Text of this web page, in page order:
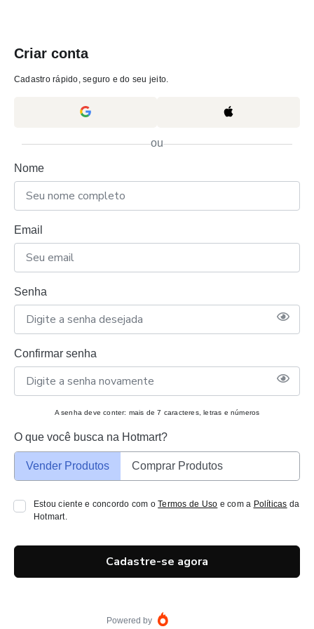
Criar conta
Cadastro rápido, seguro e do seu jeito.
ou
Nome
Email
Senha
Confirmar senha
A senha deve conter: mais de 7 caracteres, letras e números
O que você busca na Hotmart?
Vender Produtos Comprar Produtos
Estou ciente e concordo com oTermos de Uso e com a Políticas da
Hotmart.
Cadastre-se agora
Powered by